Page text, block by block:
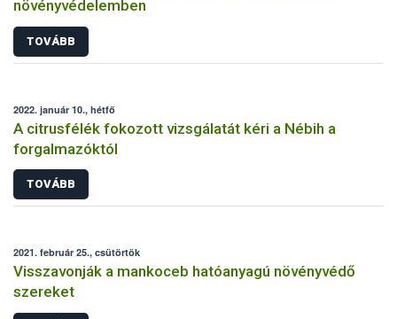
növényvédelemben
TOVÁBB
2022. január 10., hétfő
A citrusfélék fokozott vizsgálatát kéri a Nébih a
forgalmazóktól
TOVÁBB
2021. február 25., csütörtök
Visszavonják a mankoceb hatóanyagú növényvédő
szereket